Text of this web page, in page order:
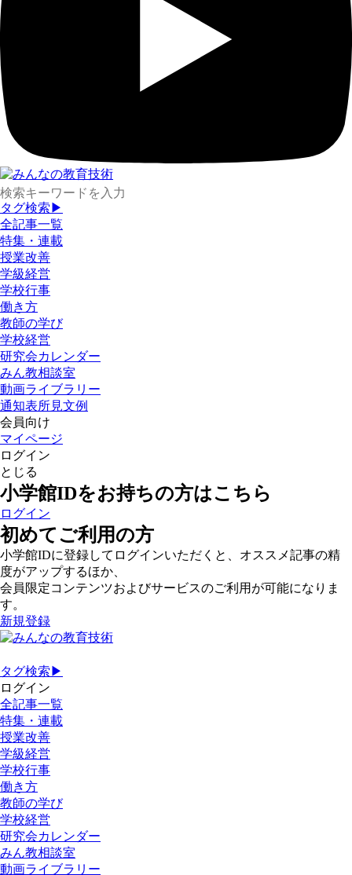
タグ検索▶
全記事一覧
特集・連載
授業改善
学級経営
学校行事
働き方
教師の学び
学校経営
研究会カレンダー
みん教相談室
動画ライブラリー
通知表所見文例
会員向け
マイページ
ログイン
とじる
小学館IDをお持ちの方はこちら
ログイン
初めてご利用の方
小学館IDに登録してログインいただくと、オススメ記事の精
度がアップするほか、
会員限定コンテンツおよびサービスのご利用が可能になりま
す。
新規登録
タグ検索▶
ログイン
全記事一覧
特集・連載
授業改善
学級経営
学校行事
働き方
教師の学び
学校経営
研究会カレンダー
みん教相談室
動画ライブラリー